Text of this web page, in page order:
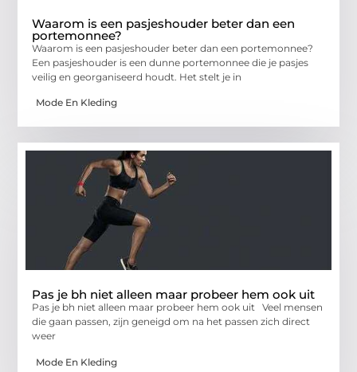
Waarom is een pasjeshouder beter dan een
portemonnee?
Waarom is een pasjeshouder beter dan een portemonnee?
Een pasjeshouder is een dunne portemonnee die je pasjes
veilig en georganiseerd houdt. Het stelt je in
Mode En Kleding
Pas je bh niet alleen maar probeer hem ook uit
Pas je bh niet alleen maar probeer hem ook uit Veel mensen
die gaan passen, zijn geneigd om na het passen zich direct
weer
Mode En Kleding